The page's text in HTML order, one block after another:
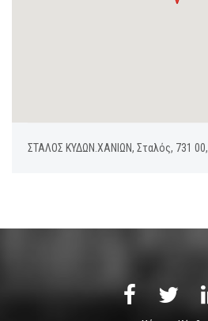
ΣΤΑΛΟΣ ΚΥΔΩΝ.ΧΑΝΙΩΝ, Σταλός, 731 00,